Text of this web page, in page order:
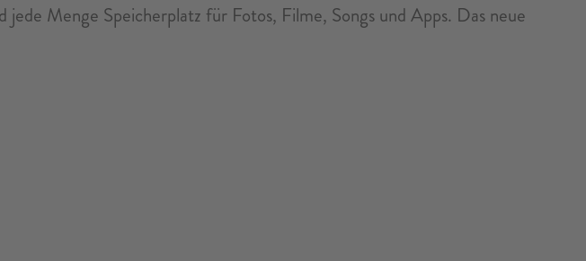
Menge Speicherplatz für Fotos, Filme, Songs und Apps. Das neue